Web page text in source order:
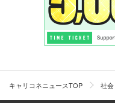
キャリコネニュースTOP 社会